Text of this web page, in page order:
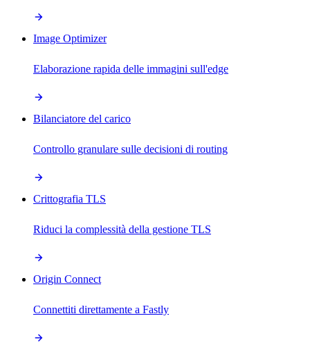
Image Optimizer
Elaborazione rapida delle immagini sull'edge
Bilanciatore del carico
Controllo granulare sulle decisioni di routing
Crittografia TLS
Riduci la complessità della gestione TLS
Origin Connect
Connettiti direttamente a Fastly